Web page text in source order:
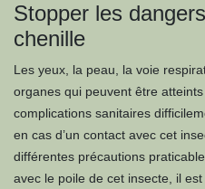
Stopper les
chenille
Les yeux, la peau, la voie
organes qui peuvent être
complications sanitaires
en cas d’un contact avec cet
différentes précautions
avec le poile de cet insecte, il